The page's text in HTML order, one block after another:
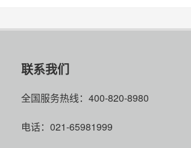
联系我们
全国服务热线：400-820-8980
电话：021-65981999